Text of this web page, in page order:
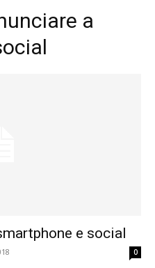
a
e social
0